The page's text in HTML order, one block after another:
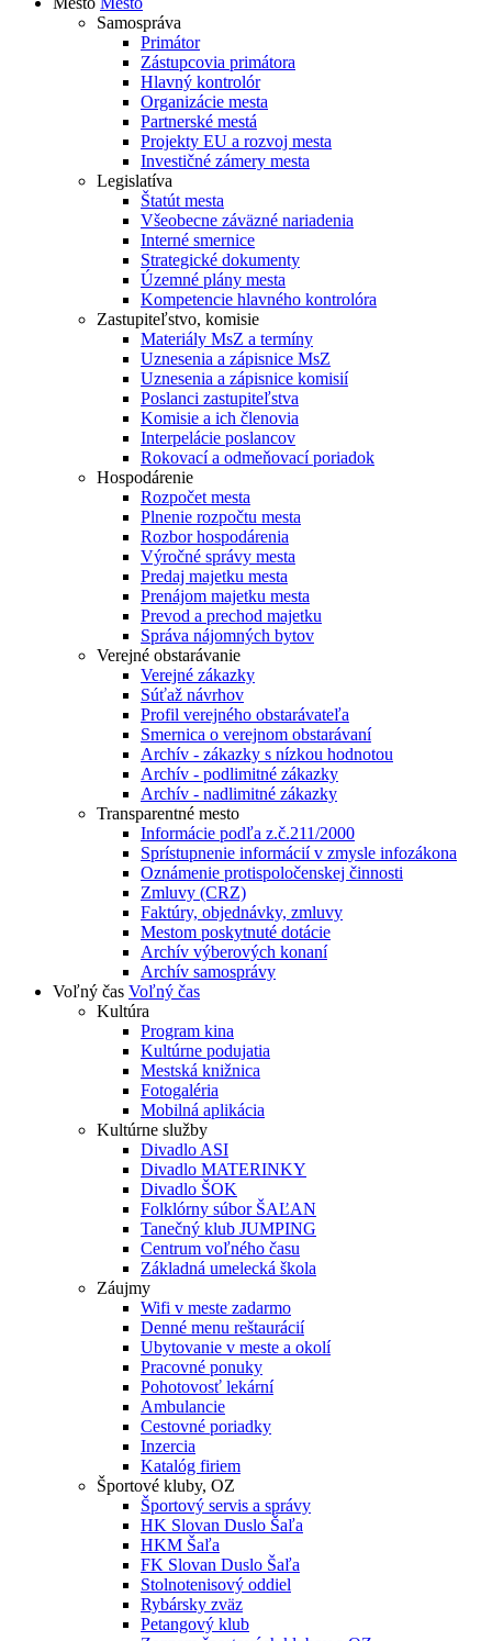
Samospráva
Primátor
Zástupcovia primátora
Hlavný kontrolór
Organizácie mesta
Partnerské mestá
Projekty EU a rozvoj mesta
Investičné zámery mesta
Legislatíva
Štatút mesta
Všeobecne záväzné nariadenia
Interné smernice
Strategické dokumenty
Územné plány mesta
Kompetencie hlavného kontrolóra
Zastupiteľstvo, komisie
Materiály MsZ a termíny
Uznesenia a zápisnice MsZ
Uznesenia a zápisnice komisií
Poslanci zastupiteľstva
Komisie a ich členovia
Interpelácie poslancov
Rokovací a odmeňovací poriadok
Hospodárenie
Rozpočet mesta
Plnenie rozpočtu mesta
Rozbor hospodárenia
Výročné správy mesta
Predaj majetku mesta
Prenájom majetku mesta
Prevod a prechod majetku
Správa nájomných bytov
Verejné obstarávanie
Verejné zákazky
Súťaž návrhov
Profil verejného obstarávateľa
Smernica o verejnom obstarávaní
Archív - zákazky s nízkou hodnotou
Archív - podlimitné zákazky
Archív - nadlimitné zákazky
Transparentné mesto
Informácie podľa z.č.211/2000
Sprístupnenie informácií v zmysle infozákona
Oznámenie protispoločenskej činnosti
Zmluvy (CRZ)
Faktúry, objednávky, zmluvy
Mestom poskytnuté dotácie
Archív výberových konaní
Archív samosprávy
Voľný čas Voľný čas
Kultúra
Program kina
Kultúrne podujatia
Mestská knižnica
Fotogaléria
Mobilná aplikácia
Kultúrne služby
Divadlo ASI
Divadlo MATERINKY
Divadlo ŠOK
Folklórny súbor ŠAĽAN
Tanečný klub JUMPING
Centrum voľného času
Základná umelecká škola
Záujmy
Wifi v meste zadarmo
Denné menu reštaurácií
Ubytovanie v meste a okolí
Pracovné ponuky
Pohotovosť lekární
Ambulancie
Cestovné poriadky
Inzercia
Katalóg firiem
Športové kluby, OZ
Športový servis a správy
HK Slovan Duslo Šaľa
HKM Šaľa
FK Slovan Duslo Šaľa
Stolnotenisový oddiel
Rybársky zväz
Petangový klub